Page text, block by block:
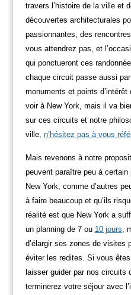
travers l’histoire de la ville et
découvertes architecturales
passionnantes, des
vous attendrez pas, et
qui ponctueront ces
chaque circuit passe aussi
monuments et points d’intérêt
voir à New York, mais il va
sur ces circuits et notre
ville, n’hésitez pas à vous
Mais revenons à notre
peuvent paraître peu à
New York, comme d’autres
à faire beaucoup et qu’ils
réalité est que New York a
un planning de 7 ou 10 jours ,
d’élargir ses zones de visites
éviter les redites. Si vous
laisser guider par nos circuits
terminerez votre séjour avec